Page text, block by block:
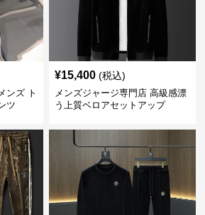
ンズ ト
ツ
¥15,400 (税込)
メンズジャージ専門店 高級感漂
う上質ベロアセットアップ